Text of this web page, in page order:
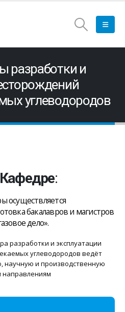
разработки и
углеводородов
Кафедре:
осуществляется
бакалавров и магистров
дело».
разработки и эксплуатации
углеводородов ведёт
научную и производственную
направлениям